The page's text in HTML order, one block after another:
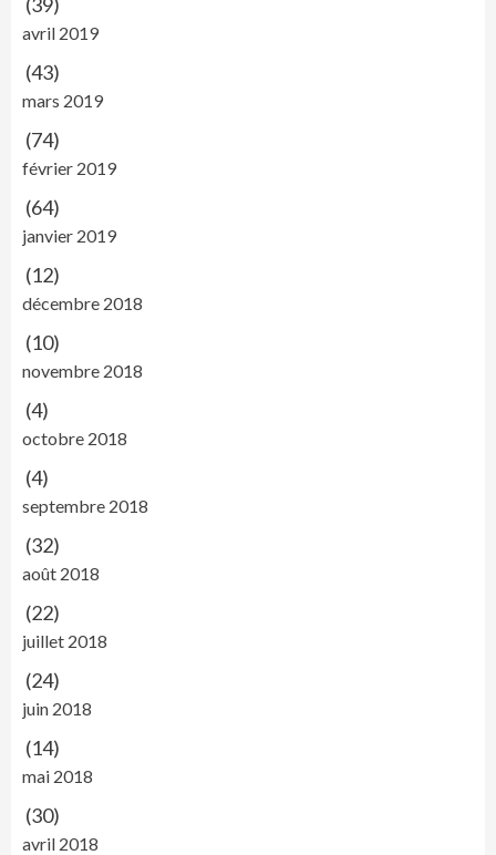
avril 2019
(43)
mars 2019
(74)
février 2019
(64)
janvier 2019
(12)
décembre 2018
(10)
novembre 2018
(4)
octobre 2018
(4)
septembre 2018
(32)
août 2018
(22)
juillet 2018
(24)
juin 2018
(14)
mai 2018
(30)
avril 2018